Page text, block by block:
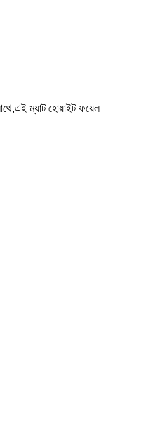
ম্যাট হোয়াইট ফয়েল